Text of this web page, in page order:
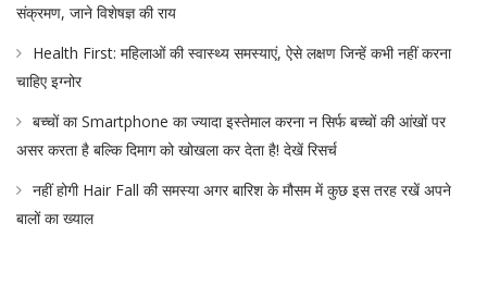
संक्रमण, जाने विशेषज्ञ की राय
Health First: महिलाओं की स्वास्थ्य समस्याएं, ऐसे लक्षण जिन्हें कभी नहीं करना
चाहिए इग्नोर
बच्चों का Smartphone का ज्यादा इस्तेमाल करना न सिर्फ बच्चों की आंखों पर
असर करता है बल्कि दिमाग को खोखला कर देता है! देखें रिसर्च
नहीं होगी Hair Fall की समस्या अगर बारिश के मौसम में कुछ इस तरह रखें अपने
बालों का ख्याल